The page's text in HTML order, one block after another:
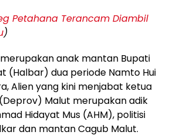
Petahana Terancam Diambil
)
anak mantan Bupati
(Halbar) dua periode Namto Hui
Alien yang kini menjabat ketua
Malut merupakan adik
Hidayat Mus (AHM), politisi
dan mantan Cagub Malut.